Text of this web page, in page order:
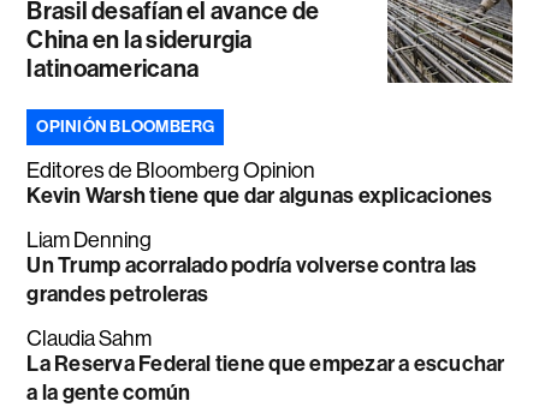
Brasil desafían el avance de
China en la siderurgia
latinoamericana
OPINIÓN BLOOMBERG
Editores de Bloomberg Opinion
Kevin Warsh tiene que dar algunas explicaciones
Liam Denning
Un Trump acorralado podría volverse contra las
grandes petroleras
Claudia Sahm
La Reserva Federal tiene que empezar a escuchar
a la gente común